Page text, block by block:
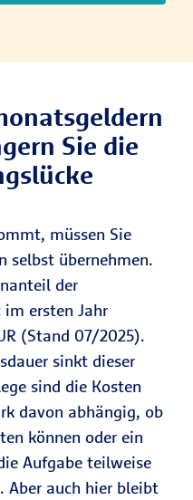
Sie die
müssen Sie
selbst übernehmen.
der
ersten Jahr
(Stand 07/2025).
sinkt dieser
sind die Kosten
davon abhängig, ob
können oder ein
Aufgabe teilweise
auch hier bleibt